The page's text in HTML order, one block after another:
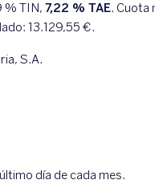
% TIN, 7,22 % TAE. Cuota
13.129,55 €.
S.A.
día de cada mes.